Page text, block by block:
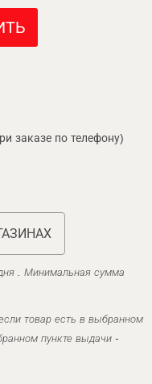
заказе по телефону)
. Минимальная сумма
товар есть в выбранном
пункте выдачи -